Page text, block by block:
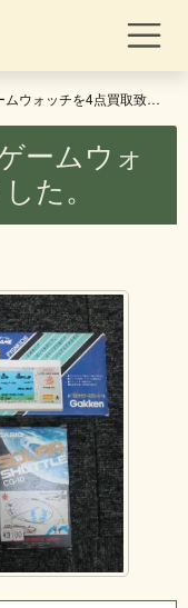
ッチを4点買取致しました。
ームウォ
た。